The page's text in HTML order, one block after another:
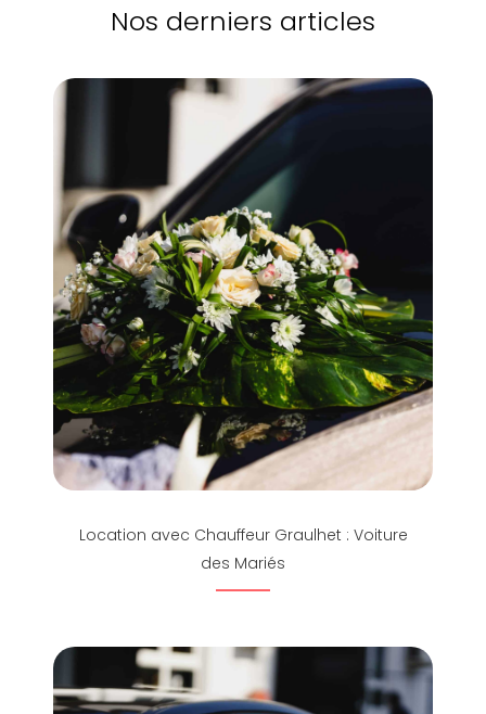
Nos derniers articles
Location avec Chauffeur Graulhet : Voiture
des Mariés